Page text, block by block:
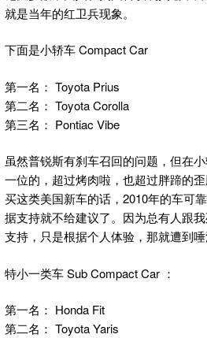
就是当年的红卫兵现象。
下面是小轿车 Compact Car
第一名： Toyota Prius
第二名： Toyota Corolla
第三名： Pontiac Vibe
虽然普锐斯有刹车召回的问题，但在
一位的，超过烤肉啦，也超过胖蹄的
买这类美国新车的话，2010年的车可
据支持就不给建议了。因为总有人跟
支持，只是根据个人体验，那就遭到唾
特小一类车 Sub Compact Car ：
第一名： Honda Fit
第二名： Toyota Yaris